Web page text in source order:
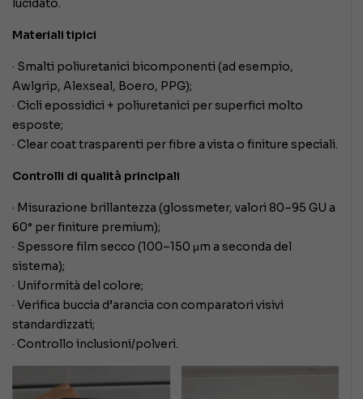
lucidato.
Materiali tipici
· Smalti poliuretanici bicomponenti (ad esempio,
Awlgrip, Alexseal, Boero, PPG);
· Cicli epossidici + poliuretanici per superfici molto
esposte;
· Clear coat trasparenti per fibre a vista o finiture speciali.
Controlli di qualità principali
· Misurazione brillantezza (glossmeter, valori 80–95 GU a
60° per finiture premium);
· Spessore film secco (100–150 μm a seconda del
sistema);
· Uniformità del colore;
· Verifica buccia d’arancia con comparatori visivi
standardizzati;
· Controllo inclusioni/polveri.